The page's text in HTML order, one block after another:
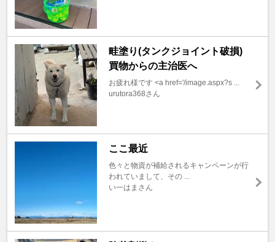
畦塗り(タンクジョイント破損)
買物からの主治医へ
お疲れ様です <a href='/image.aspx?s ...
urutora368さん
ここ最近
色々と物資が補給されるキャンペーンが行
われていまして、その ...
い一はまさん